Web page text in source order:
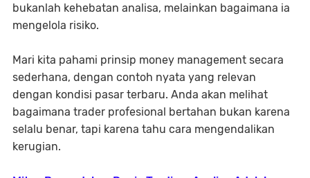
bukanlah kehebatan analisa, melainkan bagaimana ia
mengelola risiko.
Mari kita pahami prinsip money management secara
sederhana, dengan contoh nyata yang relevan
dengan kondisi pasar terbaru. Anda akan melihat
bagaimana trader profesional bertahan bukan karena
selalu benar, tapi karena tahu cara mengendalikan
kerugian.